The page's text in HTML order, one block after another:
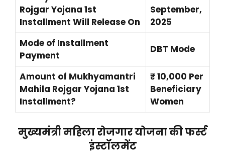
Rojgar Yojana 1st
Installment Will Release On
September,
2025
Mode of Installment
Payment
DBT Mode
Amount of Mukhyamantri
Mahila Rojgar Yojana 1st
Installment?
₹ 10,000 Per
Beneficiary
Women
मुख्यमंत्री महिला रोजगार योजना की फर्स्ट
इंस्टॉलमेंट